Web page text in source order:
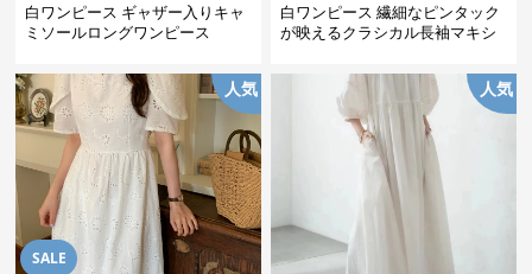
白ワンピース ギャザー入りキャ
ミソールロングワンピース
白ワンピース 繊細なピンタック
が映えるクラシカル長袖マキシ
SALE
人気 人気